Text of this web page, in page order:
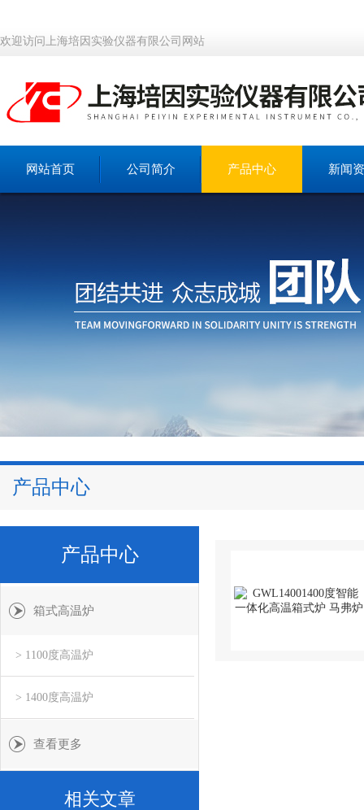
欢迎访问上海培因实验仪器有限公司网站
网站首页 公司简介 产品中心 新闻
产品中心
产品中心
箱式高温炉
> 1100度高温炉
> 1400度高温炉
查看更多
相关文章